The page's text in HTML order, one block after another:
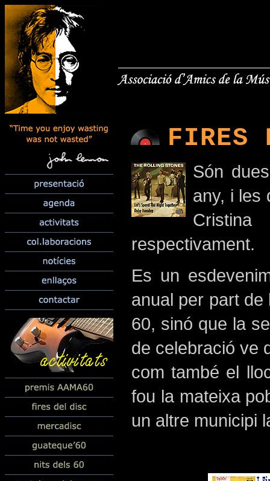
FIRES
Són
any, i les
respectivament.
Es un
anual per part
60, sinó que la
de celebració ve
com també el
fou la mateixa
un altre municipi